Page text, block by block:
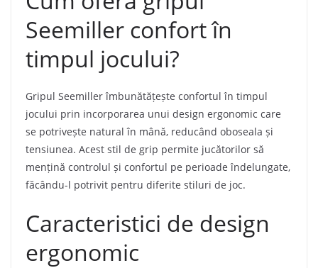
Seemiller confort în
timpul jocului?
Gripul Seemiller îmbunătățește confortul în timpul
jocului prin incorporarea unui design ergonomic care
se potrivește natural în mână, reducând oboseala și
tensiunea. Acest stil de grip permite jucătorilor să
mențină controlul și confortul pe perioade îndelungate,
făcându-l potrivit pentru diferite stiluri de joc.
Caracteristici de design
ergonomic